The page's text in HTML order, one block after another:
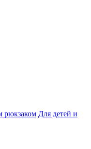
рюкзаком Для детей и